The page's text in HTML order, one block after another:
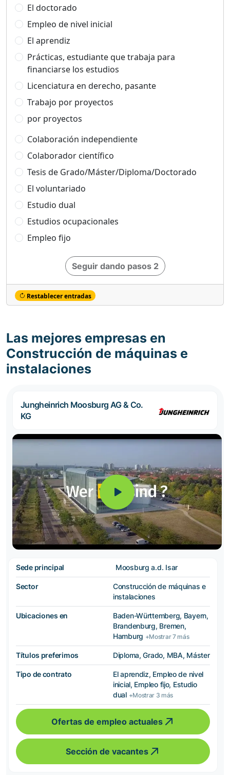
El doctorado
Empleo de nivel inicial
El aprendiz
Prácticas, estudiante que trabaja para
financiarse los estudios
Licenciatura en derecho, pasante
Trabajo por proyectos
por proyectos
Colaboración independiente
Colaborador científico
Tesis de Grado/Máster/Diploma/Doctorado
El voluntariado
Estudio dual
Estudios ocupacionales
Empleo fijo
Seguir dando pasos 2
Restablecer entradas
Las mejores empresas en
Construcción de máquinas e
instalaciones
Jungheinrich Moosburg AG & Co.
KG
Sede principal Moosburg a.d. Isar
Sector
Construcción de máquinas e
instalaciones
Ubicaciones en
Baden-Württemberg, Bayern,
Brandenburg, Bremen,
Hamburg +Mostrar 7 más
Títulos preferimos Diploma, Grado, MBA, Máster
Tipo de contrato
El aprendiz, Empleo de nivel
inicial, Empleo fijo, Estudio
dual +Mostrar 3 más
Ofertas de empleo actuales
Sección de vacantes